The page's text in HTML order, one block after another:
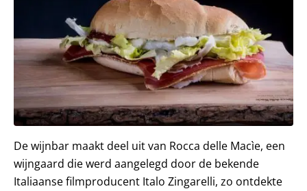
De wijnbar maakt deel uit van Rocca delle Macìe, een
wijngaard die werd aangelegd door de bekende
Italiaanse filmproducent Italo Zingarelli, zo ontdekte